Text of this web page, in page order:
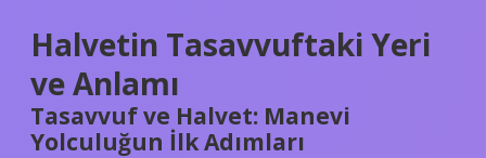
Halvetin Tasavvuftaki Yeri
ve Anlamı
Tasavvuf ve Halvet: Manevi
Yolculuğun İlk Adımları